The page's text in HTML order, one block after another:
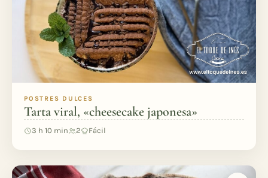
POSTRES DULCES
Tarta viral, «cheesecake japonesa»
3 h 10 min 2 Fácil